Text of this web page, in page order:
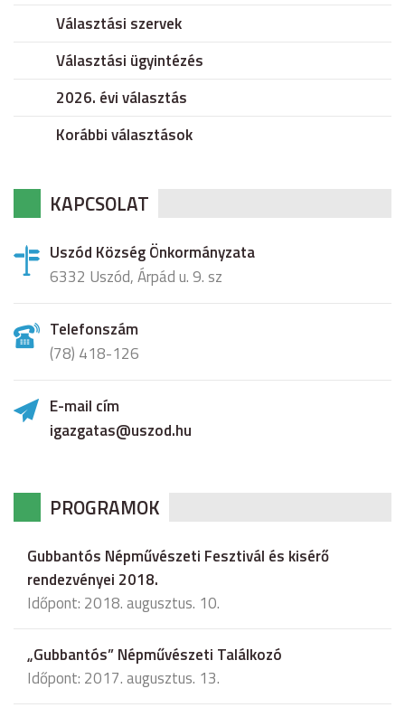
Választási szervek
Választási ügyintézés
2026. évi választás
Korábbi választások
KAPCSOLAT
Uszód Község Önkormányzata
6332 Uszód, Árpád u. 9. sz
Telefonszám
(78) 418-126
E-mail cím
igazgatas@uszod.hu
PROGRAMOK
Gubbantós Népművészeti Fesztivál és kisérő
rendezvényei 2018.
Időpont: 2018. augusztus. 10.
„Gubbantós” Népművészeti Találkozó
Időpont: 2017. augusztus. 13.